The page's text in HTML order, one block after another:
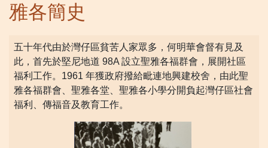
雅各簡史
五十年代由於灣仔區貧苦人家眾多，何明華會督有見及
此，首先於堅尼地道 98A 設立聖雅各福群會，展開社區
福利工作。1961 年獲政府撥給毗連地興建校舍，由此聖
雅各福群會、聖雅各堂、聖雅各小學分開負起灣仔區社會
福利、傳福音及教育工作。